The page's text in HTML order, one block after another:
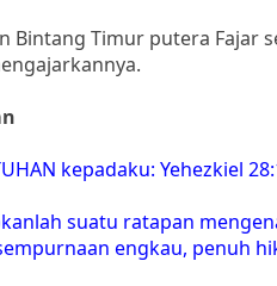
Bintang Timur putera Fajar
kepadaku: Yehezkiel
suatu ratapan
engkau, penuh